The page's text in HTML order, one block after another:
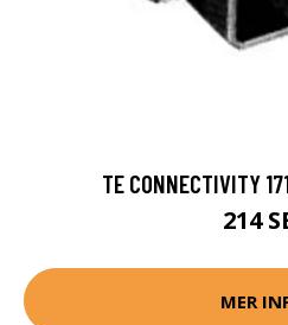
TE CONNECTIVITY
214
MER